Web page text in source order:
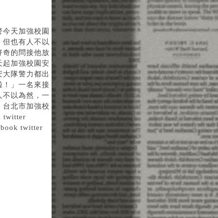
天加強校園
也有人不以
奇的問接他放
加強校園安
隊警力都出
！」一名來接
以為然，一
北市加強校
twitter
twitter